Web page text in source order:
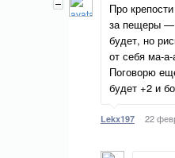
Про
за пещеры —
будет, но
от себя ма-
Поговорю
будет +2 и
Lekx197 22